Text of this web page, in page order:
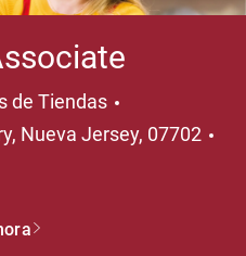
de Tiendas
Nueva Jersey, 07702